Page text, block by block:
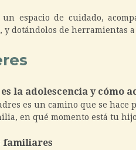
un espacio de cuidado,
y dotándolos de herramientas a
es la adolescencia y cómo
es un camino que se hace
en qué momento está tu
familiares